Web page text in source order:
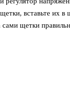
вставьте их
щетки